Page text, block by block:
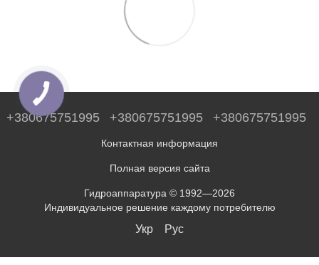
+380675751995 +380675751995 +380675751995
Контактная информация
Полная версия сайта
Гидроаппаратура © 1992—2026
Индивидуальное решение каждому потребителю
Укр Рус